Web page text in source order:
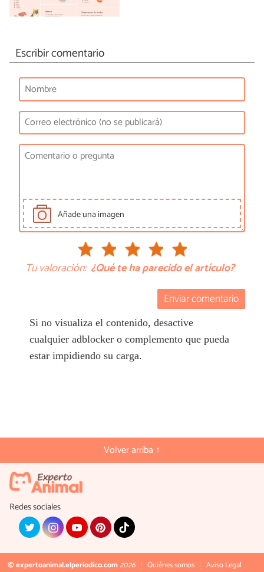
Escribir comentario
Añade una imagen
Tu valoración: ¿Qué te ha parecido el artículo?
Enviar comentario
Si no visualiza el contenido, desactive
cualquier adblocker o complemento que pueda
estar impidiendo su carga.
Volver arriba ↑
Redes sociales
© expertoanimal.elperiodico.com2026 Quiénes somos Aviso Legal